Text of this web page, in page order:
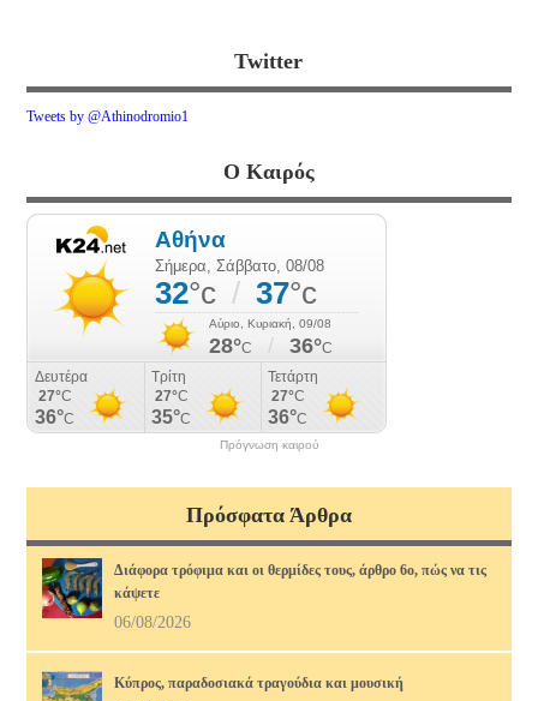
Twitter
Tweets by @Athinodromio1
Ο Καιρός
Πρόγνωση καιρού
Πρόσφατα Άρθρα
Διάφορα τρόφιμα και οι θερμίδες τους, άρθρο 6ο, πώς να τις
κάψετε
06/08/2026
Κύπρος, παραδοσιακά τραγούδια και μουσική